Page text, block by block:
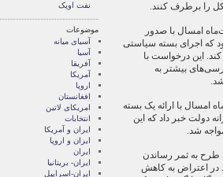
را برطرف کنند.
امسال با صدور
که اجرای بسته سیاستی
این درخواست با
بیشتر به
امسال با ارائه یک بسته
دولت خبر داد که این
شد.
به ثمر رساندن
در اعتراض به کاهش
نفت اوپک
موضوعات
آسيای ميانه
آسیا
آفریقا
آمریکا
اروپا
افغانستان
امریکای لاتین
انتخابات
ايران و آمريکا
ايران و اروپا
ایران
ایران- بریتانیا
ایران-اسراییل